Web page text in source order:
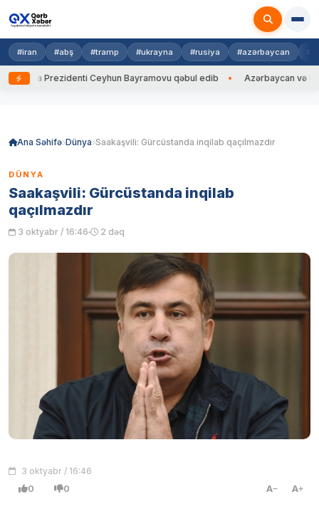
#iran #abş #tramp #ukrayna #rusiya #azərbaycan
Prezidenti Ceyhun Bayramovu qəbul edib Azərbaycan və
Ana Səhifə Dünya Saakaşvili: Gürcüstanda inqilab qaçılmazdır
DÜNYA
Saakaşvili: Gürcüstanda inqilab
qaçılmazdır
3 oktyabr / 16:46 2 dəq
3 oktyabr / 16:46
0 0 A A